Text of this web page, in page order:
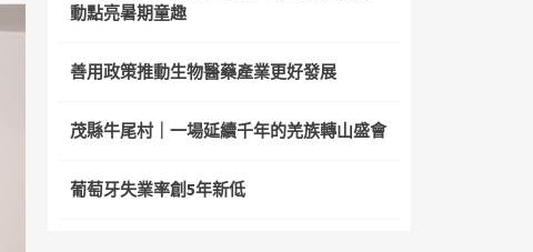
動點亮暑期童趣
善用政策推動生物醫藥產業更好發展
茂縣牛尾村｜一場延續千年的羌族轉山盛會
葡萄牙失業率創5年新低